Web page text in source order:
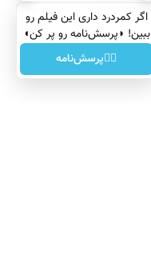
اگر کمردرد داری این فیلم رو
ببین! ◗پرسش‌نامه رو پر کن◖
👈🏻پرسش‌نامه